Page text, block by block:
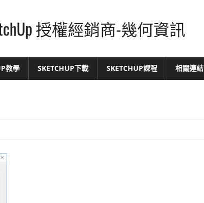
授權經銷商-幾何資訊
教學 SKETCHUP下載 SKETCHUP課程 相關連結